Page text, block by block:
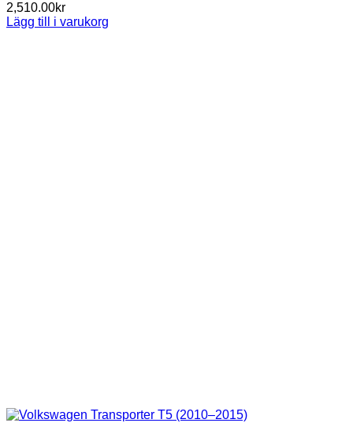
2,510.00kr
Lägg till i varukorg